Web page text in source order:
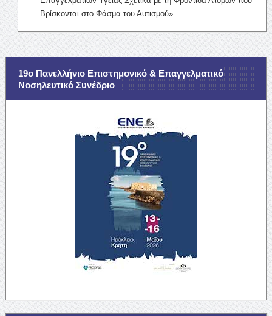
Βρίσκονται στο Φάσμα του Αυτισμού»
19ο Πανελλήνιο Επιστημονικό & Επαγγελματικό
Νοσηλευτικό Συνέδριο